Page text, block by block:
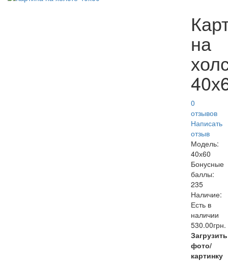
на
0
отзывов
Написать
отзыв
Модель:
40х60
Бонусные
баллы:
235
Наличие:
Есть в
наличии
530.00грн.
Загрузить
фото/
картинку